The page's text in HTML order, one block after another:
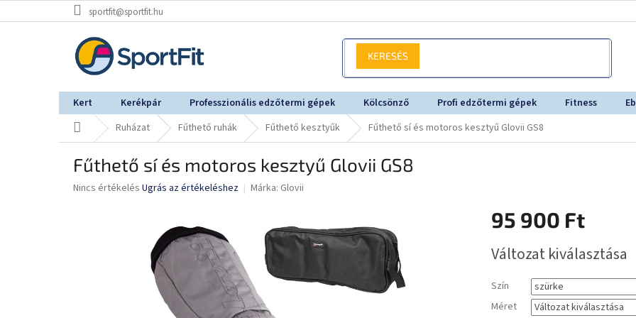
a
sportfit@sportfit.hu
KERESÉS
Kert Kerékpár Professzionális edzőtermi gépek Kölcsönző Profi edzőtermi gépek Fitness
KezdőlapRuházat Fűthető ruhák Fűthető kesztyűk Fűthető sí és motoros kesztyű Glovii GS8
Fűthető sí és motoros kesztyű Glovii GS8
A
Nincs értékelés Ugrás az értékeléshez Márka: Glovii
95 900 Ft
Változat kiválasztása
Szín
Méret